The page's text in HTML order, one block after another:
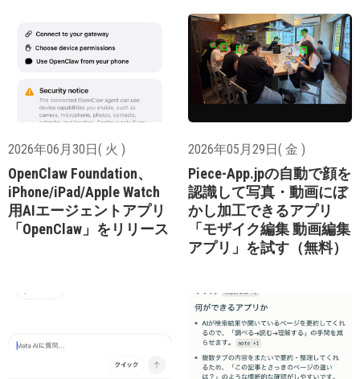
2026年06月30日( 火 )
OpenClaw Foundation、
iPhone/iPad/Apple Watch
用AIエージェントアプリ
「OpenClaw」をリリース
2026年05月29日( 金 )
Piece-App.jpの自動で顔を
認識して写真・動画にぼ
かし加工できるアプリ
「モザイク編集 動画編集
アプリ」を試す（無料）